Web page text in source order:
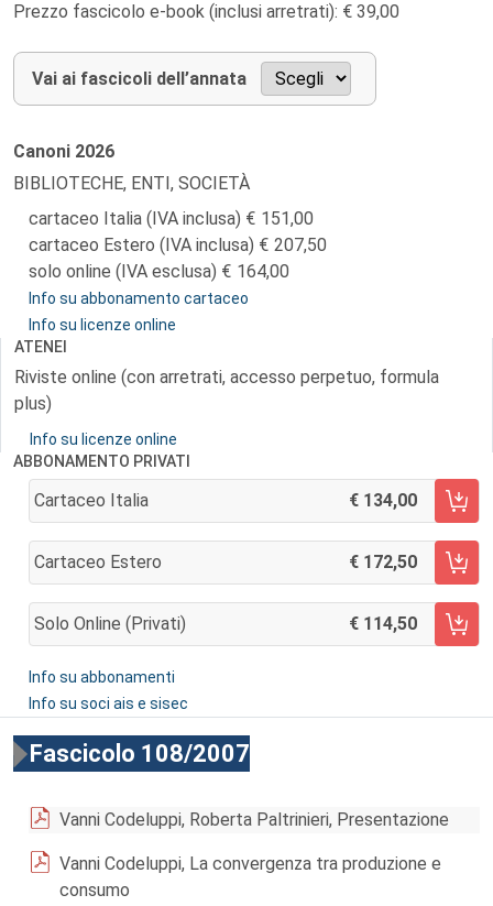
Prezzo fascicolo e-book (inclusi arretrati): € 39,00
Vai ai fascicoli dell’annata
Canoni 2026
BIBLIOTECHE, ENTI, SOCIETÀ
cartaceo Italia (IVA inclusa)
151,00
cartaceo Estero (IVA inclusa)
207,50
solo online (IVA esclusa)
164,00
Info su abbonamento cartaceo
Info su licenze online
ATENEI
Riviste online (con arretrati, accesso perpetuo, formula
plus)
Info su licenze online
ABBONAMENTO PRIVATI
Cartaceo Italia 134,00
AGGIUNGI AL CARRELLO
Cartaceo Estero 172,50
AGGIUNGI AL CARRELLO
Solo Online (privati) 114,50
AGGIUNGI AL CARRELLO
Info su abbonamenti
Info su soci ais e sisec
Fascicolo 108/2007
Vanni Codeluppi, Roberta Paltrinieri, Presentazione
Vanni Codeluppi, La convergenza tra produzione e
consumo